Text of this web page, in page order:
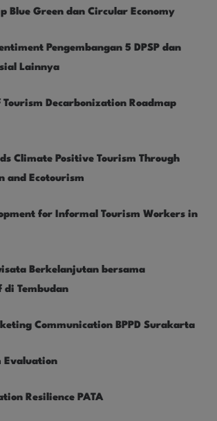
Blue Green dan Circular Economy
Pengembangan 5 DPSP dan
Lainnya
Tourism Decarbonization Roadmap
Climate Positive Tourism Through
and Ecotourism
for Informal Tourism Workers in
Berkelanjutan bersama
di Tembudan
Communication BPPD Surakarta
Evaluation
Resilience PATA